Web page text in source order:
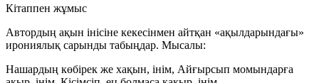
Кітаппен жұмыс
Автордың ақын інісіне кекесінмен айтқан «ақылдарындағы»
ирониялық сарынды табыңдар. Мысалы:
Нашардың көбірек же хақын, інім, Айғырсып момындарға